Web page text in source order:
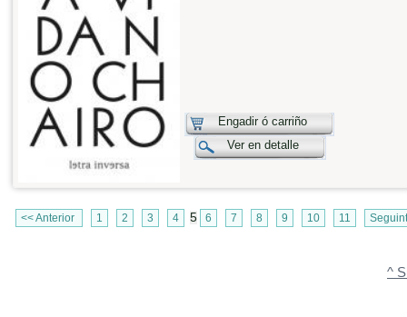
Engadir ó carriño
Ver en detalle
<< Anterior 1 2 3 4 5 6 7 8 9 10 11
^